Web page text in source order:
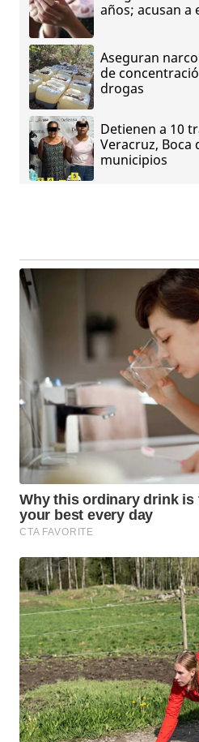
años; acusan a
Aseguran
de
drogas
Detienen a 10
Veracruz, Boca
municipios